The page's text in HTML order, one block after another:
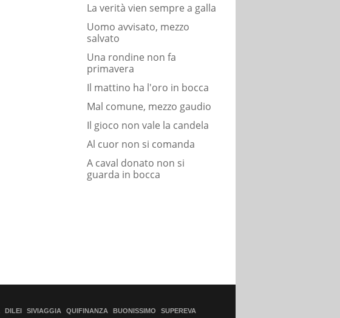
La verità vien sempre a galla
Uomo avvisato, mezzo
salvato
Una rondine non fa
primavera
Il mattino ha l'oro in bocca
Mal comune, mezzo gaudio
Il gioco non vale la candela
Al cuor non si comanda
A caval donato non si
guarda in bocca
DILEI SIVIAGGIA QUIFINANZA BUONISSIMO SUPEREVA